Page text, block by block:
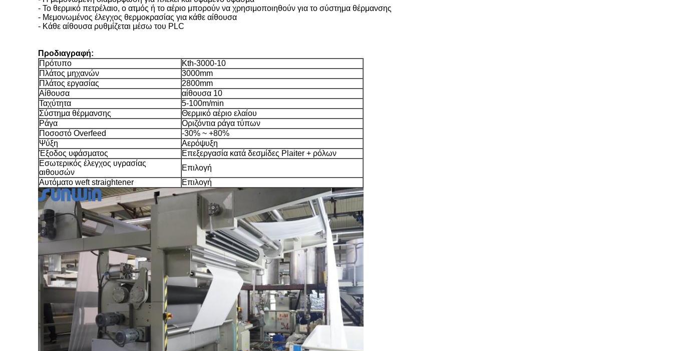
- Το θερμικό πετρέλαιο, ο ατμός ή το αέριο μπορούν να χρησιμοποιηθούν για το σύστημα θέρμανσης
- Μεμονωμένος έλεγχος θερμοκρασίας για κάθε αίθουσα
- Κάθε αίθουσα ρυθμίζεται μέσω του PLC
Προδιαγραφή:
Πρότυπο
Kth-3000-10
Πλάτος μηχανών
3000mm
Πλάτος εργασίας
2800mm
Αίθουσα
αίθουσα 10
Ταχύτητα
5-100m/min
Σύστημα θέρμανσης
Θερμικό αέριο ελαίου
Ράγα
Οριζόντια ράγα τύπων
Ποσοστό Overfeed
-30% ~ +80%
Ψύξη
Αερόψυξη
Έξοδος υφάσματος
Επεξεργασία κατά δεσμίδες Plaiter + ρόλων
Εσωτερικός έλεγχος υγρασίας
αιθουσών
Επιλογή
Αυτόματο weft straightener
Επιλογή